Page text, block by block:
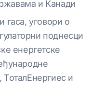
и Канади
гаса, уговори о
поднесци
енергетске
и